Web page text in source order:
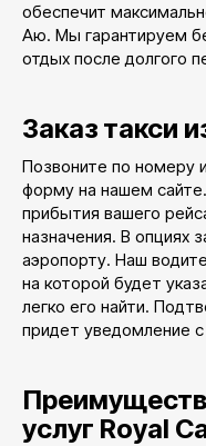
обеспечит
Аю. Мы гарантируем
отдых после долгого
Заказ такси
Позвоните по номеру
форму на нашем
прибытия вашего
назначения. В опциях
аэропорту. Наш
на которой будет
легко его найти.
придет уведомление
услуг Royal